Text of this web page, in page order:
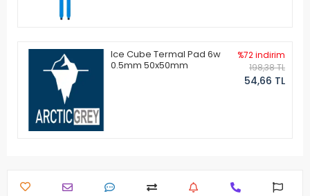
Ice Cube Termal Pad 6w
0.5mm 50x50mm
%72 indirim
198,38 TL
54,66 TL